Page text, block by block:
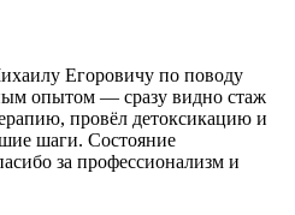
Егоровичу по поводу
опытом — сразу видно стаж
провёл детоксикацию и
шаги. Состояние
за профессионализм и